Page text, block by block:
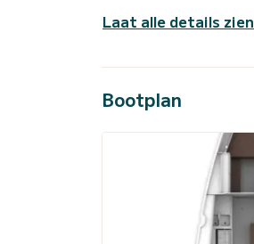
Laat alle details zien
Bootplan